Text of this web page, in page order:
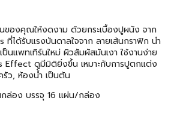
ของคุณให้งดงาม ด้วยกระเบื้องปูผนัง จาก
ที่ได้รับแรงบันดาลใจจาก ลายเส้นกราฟิก นำ
ป็นแพทเทิร์นใหม่ ผิวสัมผัสมันเงา ใช้งานง่าย
Effect ดูมีมิติยิ่งขึ้น เหมาะกับการปูตกแต่ง
รัว, ห้องน้ำ เป็นต้น
กล่อง บรรจุ 16 แผ่น/กล่อง